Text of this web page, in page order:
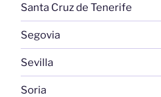
Santa Cruz de Tenerife
Segovia
Sevilla
Soria